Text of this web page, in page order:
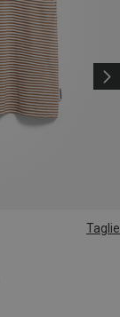
Taglie